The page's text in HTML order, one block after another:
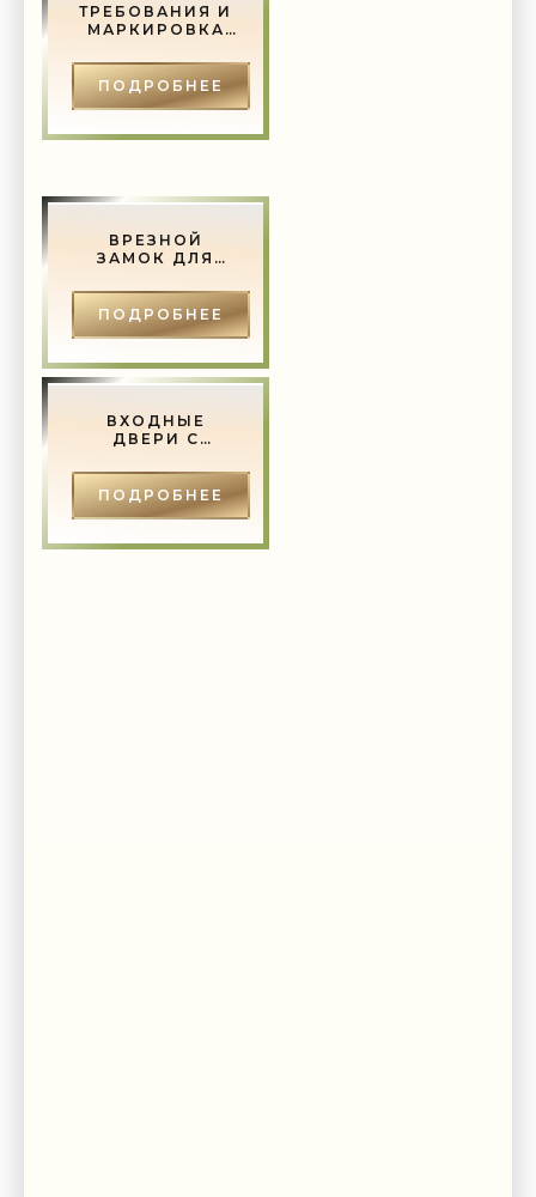
ТРЕБОВАНИЯ И
МАРКИРОВКА
МЕТАЛЛИЧЕСКИХ
ДВЕРЕЙ -
СТРОИТЕЛЬСТВО
ПОДРОБНЕЕ
ВРЕЗНОЙ
ЗАМОК ДЛЯ
ДВЕРИ -
СТРОИТЕЛЬСТВО
И РЕМОНТ.
ПОДРОБНЕЕ
ВХОДНЫЕ
ДВЕРИ С
ОСОБЕННОСТИ
И ПРИМЕРЫ -
СТРОИТЕЛЬСТВО
ПОДРОБНЕЕ